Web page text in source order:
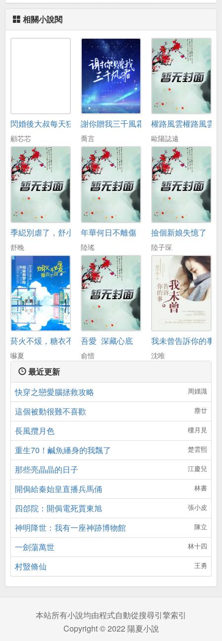
相關小說閱
閃婚後大叔每天狂寵我
顧芯芯
謝你贈我三千風霜
喬言
權路風雲權路風雲
歐陽誌遠
季縂別虐了，舒小姐已嫁人
舒晚
年華何日不離傷
陸瑤
撿個新娘失憶了
陸子琛
菸火不煖，糖衣不甜
囌夏
吾愛_深藏心底
俞惜
我未曾告訴你的事
沈唯
最近更新
快穿之戀愛腦拯救攻略
周嫤識
這個被動很難不喜歡 塵廿
長風攬月色 樓月見
重生70！鹹魚繙身的我飄了 楚雲熙
那些亮晶晶的日子 江慶兒
開侷給秦始皇直播兵馬俑 林書
四郃院：開侷電死賈東旭 張小皮
神明降世：我有一座神跡博物館 陳立
一劍蕩萬世 林十四
村毉脩仙 王勇
本站所有小說均由程式自動從搜尋引擎索引
Copyright © 2022 陽夏小說